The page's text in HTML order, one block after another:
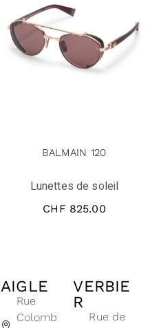
BALMAIN 120
Lunettes de soleil
CHF 825.00
AIGLE
Rue
Colomb
VERBIE
R
Rue de